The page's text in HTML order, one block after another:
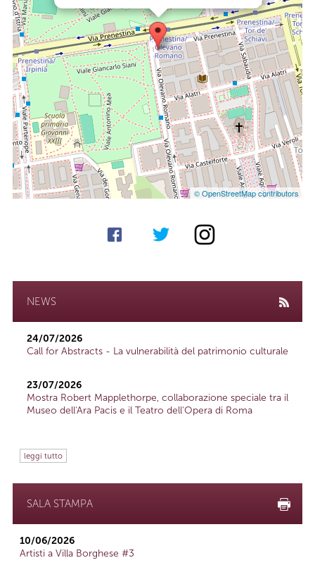
© OpenStreetMap contributors
NEWS
24/07/2026
Call for Abstracts - La vulnerabilità del patrimonio culturale
23/07/2026
Mostra Robert Mapplethorpe, collaborazione speciale tra il
Museo dell'Ara Pacis e il Teatro dell'Opera di Roma
leggi tutto
SALA STAMPA
10/06/2026
Artisti a Villa Borghese #3